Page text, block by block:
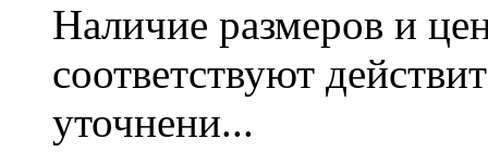
Наличие размеров и
соответствуют
уточнени...